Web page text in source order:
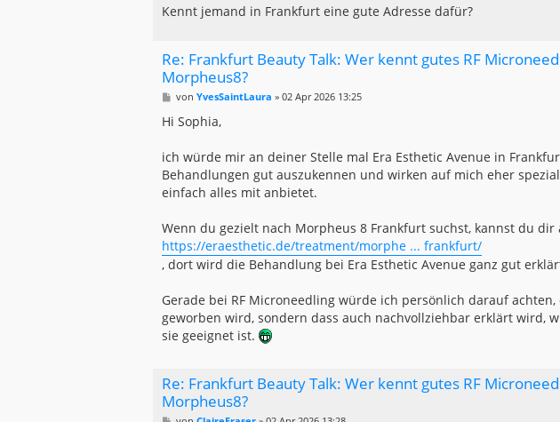
Kennt jemand in Frankfurt eine gute Adresse dafür?
Re: Frankfurt Beauty Talk: Wer kennt gutes RF
Morpheus8?
B
i
t
a
g
von YvesSaintLaura » 02 Apr 2026 13:25
Hi Sophia,
ich würde mir an deiner Stelle mal Era Esthetic Avenue in
Behandlungen gut auszukennen und wirken auf mich eher
einfach alles mit anbietet.
Wenn du gezielt nach Morpheus 8 Frankfurt suchst, kannst du dir
https://eraesthetic.de/treatment/morphe ... frankfurt/
, dort wird die Behandlung bei Era Esthetic Avenue ganz gut
Gerade bei RF Microneedling würde ich persönlich darauf
geworben wird, sondern dass auch nachvollziehbar erklärt wird,
sie geeignet ist.
Re: Frankfurt Beauty Talk: Wer kennt gutes RF
Morpheus8?